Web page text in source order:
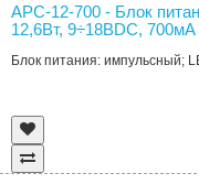
APC-12-700 - Блок
12,6Вт, 9÷18ВDC, 700мА
Блок питания: импульсный;